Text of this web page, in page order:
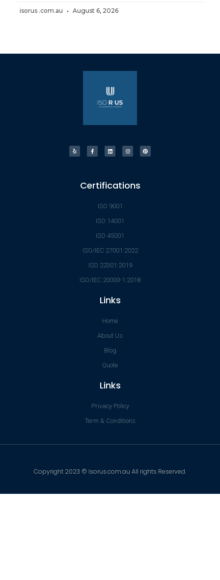
isorus .com.au August 6, 2026
Certifications
ISO 9001
ISO 14001
ISO 45001
ISO/IEC 27001:2022
ISO 22301:2019
ISO/IEC 20000-1:2018
Links
Home
About Us
Blog
Quote
Links
Privacy Policy
Term & Conditions
Copyright 2023 © Isorus.com.au All rights Reserved.